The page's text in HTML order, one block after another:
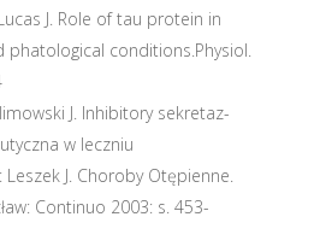
J. Role of tau protein in
phatological conditions.Physiol.
J. Inhibitory sekretaz-
w leczniu
J. Choroby Otępienne.
Continuo 2003: s. 453-